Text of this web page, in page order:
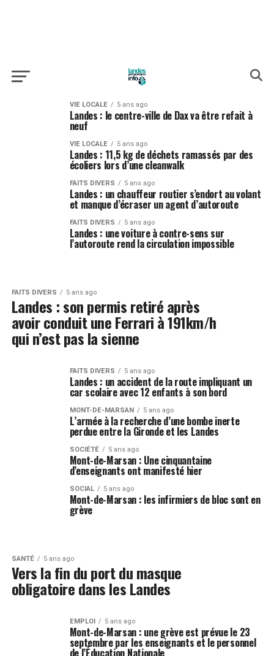
VIE LOCALE 5 ans ago
Landes : le centre-ville de Dax va être refait à
neuf
VIE LOCALE 5 ans ago
Landes : 11,5 kg de déchets ramassés par des
écoliers lors d’une cleanwalk
FAITS DIVERS 5 ans ago
Landes : un chauffeur routier s’endort au volant
et manque d’écraser un agent d’autoroute
FAITS DIVERS 5 ans ago
Landes : une voiture à contre-sens sur
l’autoroute rend la circulation impossible
FAITS DIVERS 5 ans ago
Landes : son permis retiré après
avoir conduit une Ferrari à 191km/h
qui n’est pas la sienne
FAITS DIVERS 5 ans ago
Landes : un accident de la route impliquant un
car scolaire avec 12 enfants à son bord
MONT-DE-MARSAN 5 ans ago
L’armée à la recherche d’une bombe inerte
perdue entre la Gironde et les Landes
SOCIÉTÉ 5 ans ago
Mont-de-Marsan : Une cinquantaine
d’enseignants ont manifesté hier
SOCIAL 5 ans ago
Mont-de-Marsan : les infirmiers de bloc sont en
grève
SANTÉ 5 ans ago
Vers la fin du port du masque
obligatoire dans les Landes
EMPLOI 5 ans ago
Mont-de-Marsan : une grève est prévue le 23
septembre par les enseignants et le personnel
de l’Éducation Nationale